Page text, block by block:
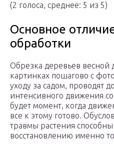
(2 голоса, среднее: 5 из 5)
Основное
обработки
Обрезка деревьев весной
картинках пошагово с
уходу за садом, проводят
интенсивного движения
будет момент, когда
все к этому готово.
травмы растения
восстановлению именно